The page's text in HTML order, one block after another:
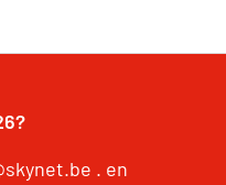
. en